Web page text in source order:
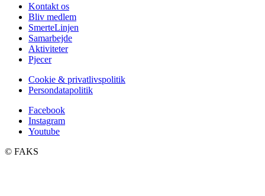
Kontakt os
Bliv medlem
SmerteLinjen
Samarbejde
Aktiviteter
Pjecer
Cookie & privatlivspolitik
Persondatapolitik
Facebook
Instagram
Youtube
©️ FAKS